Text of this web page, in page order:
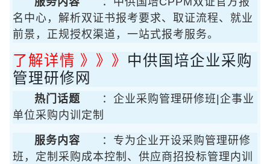
名中心，解析双证书报考要求、取证流程、就业
前景，正规授权渠道，一站式报考服务。
了解详情 》》》 中供国培企业采购
管理研修网
热门话题
：企业采购管理研修班|企事业
单位采购内训定制
服务内容
：专为企业开设采购管理研修
班，定制采购成本控制、供应商招投标管理内训